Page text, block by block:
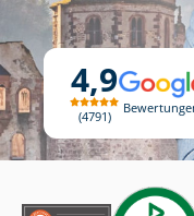
4,9
4791